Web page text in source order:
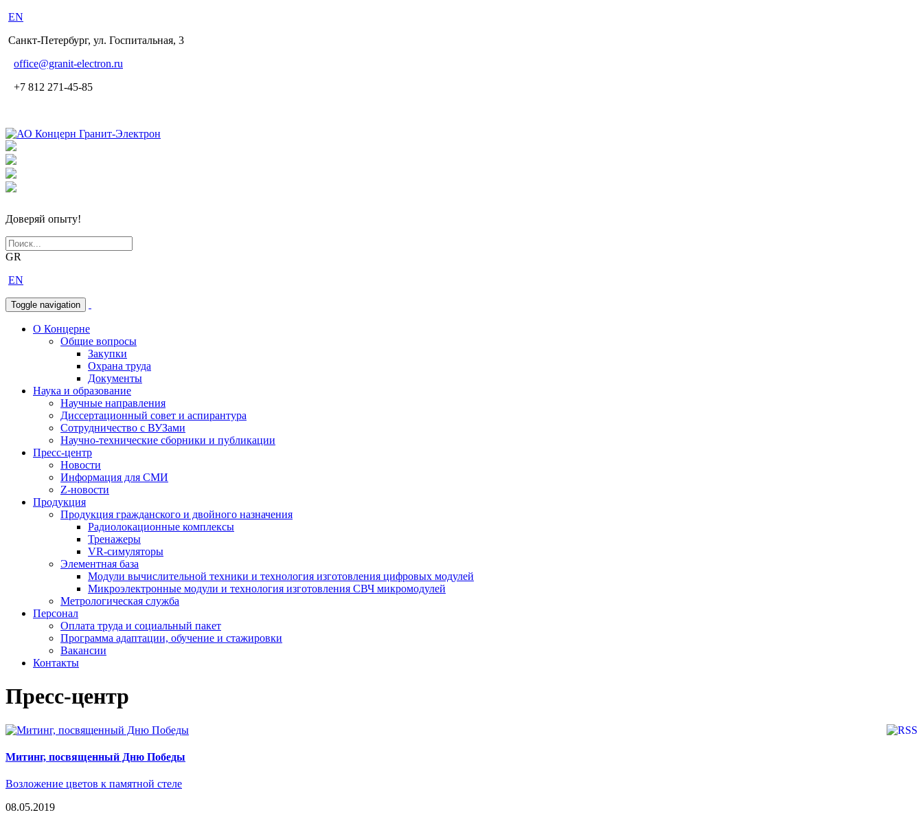
EN
Санкт-Петербург, ул. Госпитальная, 3
office@granit-electron.ru
+7 812 271-45-85
Доверяй опыту!
GR
EN
Toggle navigation
О Концерне
Общие вопросы
Закупки
Охрана труда
Документы
Наука и образование
Научные направления
Диссертационный совет и аспирантура
Сотрудничество с ВУЗами
Научно-технические сборники и публикации
Пресс-центр
Новости
Информация для СМИ
Z-новости
Продукция
Продукция гражданского и двойного назначения
Радиолокационные комплексы
Тренажеры
VR-симуляторы
Элементная база
Модули вычислительной техники и технология изготовления цифровых модулей
Микроэлектронные модули и технология изготовления СВЧ микромодулей
Метрологическая служба
Персонал
Оплата труда и социальный пакет
Программа адаптации, обучение и стажировки
Вакансии
Контакты
Пресс-центр
Митинг, посвященный Дню Победы
Возложение цветов к памятной стеле
08.05.2019